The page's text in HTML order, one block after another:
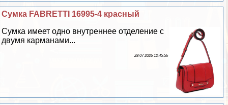
Сумка FABRETTI 16995-4 красный
Сумка имеет одно внутреннее отделение с
двумя карманами...
28 07 2026 12:45:56